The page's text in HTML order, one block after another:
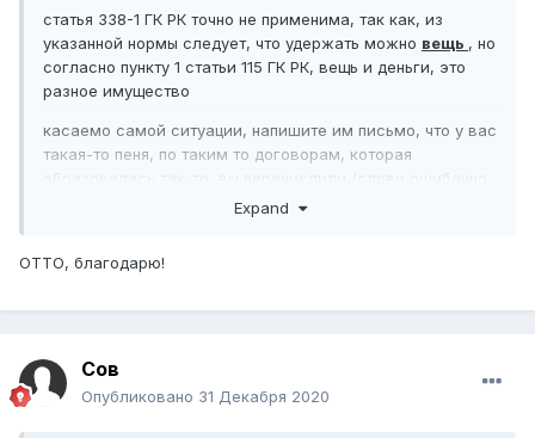
статья 338-1 ГК РК точно не применима, так как, из
указанной нормы следует, что удержать можно вещь , но
согласно пункту 1 статьи 115 ГК РК, вещь и деньги, это
разное имущество
касаемо самой ситуации, напишите им письмо, что у вас
такая-то пеня, по таким то договорам, которая
образовалась так-то, вы перечислили (слово ошибочно
не пишите), такую-то сумму, и из которой и будет
просим проинформировать в течение столько дней
Expand
ОТТО, благодарю!
Сов
Опубликовано 31 Декабря 2020